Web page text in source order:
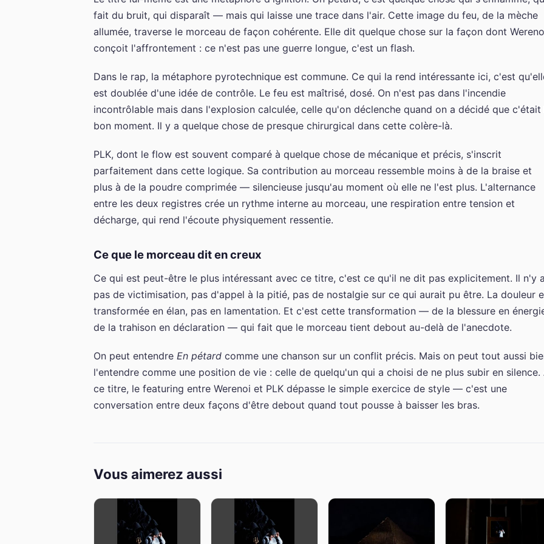
fait du bruit, qui disparaît — mais qui laisse une trace dans l'air. Cette image du feu, de la mèche
allumée, traverse le morceau de façon cohérente. Elle dit quelque chose sur la façon dont
conçoit l'affrontement : ce n'est pas une guerre longue, c'est un flash.
Dans le rap, la métaphore pyrotechnique est commune. Ce qui la rend intéressante ici, c'est
est doublée d'une idée de contrôle. Le feu est maîtrisé, dosé. On n'est pas dans l'incendie
incontrôlable mais dans l'explosion calculée, celle qu'on déclenche quand on a décidé que c'était
bon moment. Il y a quelque chose de presque chirurgical dans cette colère-là.
PLK, dont le flow est souvent comparé à quelque chose de mécanique et précis, s'inscrit
parfaitement dans cette logique. Sa contribution au morceau ressemble moins à de la braise et
plus à de la poudre comprimée — silencieuse jusqu'au moment où elle ne l'est plus. L'alternance
entre les deux registres crée un rythme interne au morceau, une respiration entre tension et
décharge, qui rend l'écoute physiquement ressentie.
Ce que le morceau dit en creux
Ce qui est peut-être le plus intéressant avec ce titre, c'est ce qu'il ne dit pas explicitement. Il n'y a
pas de victimisation, pas d'appel à la pitié, pas de nostalgie sur ce qui aurait pu être. La douleur
transformée en élan, pas en lamentation. Et c'est cette transformation — de la blessure en
de la trahison en déclaration — qui fait que le morceau tient debout au-delà de l'anecdote.
On peut entendre En pétard comme une chanson sur un conflit précis. Mais on peut tout aussi
l'entendre comme une position de vie : celle de quelqu'un qui a choisi de ne plus subir en silence.
ce titre, le featuring entre Werenoi et PLK dépasse le simple exercice de style — c'est une
conversation entre deux façons d'être debout quand tout pousse à baisser les bras.
Vous aimerez aussi